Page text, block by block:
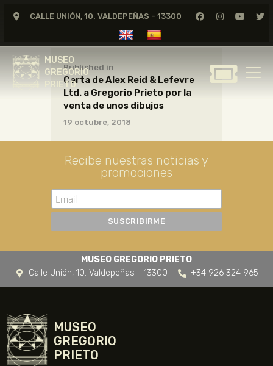
CALLE UNIÓN, 10. VALDEPEÑAS - 13300
MUSEO
GREGORIO
PRIETO
MUSEO
GREGORIO
GREGORIO PRIETO
MUSEO
ARCHIVO
CERTAMEN DE DIBUJO
FUNDACIÓN
TIENDA
NOTICIAS
Published in
Carta de Alex Reid & Lefevre
Ltd. a Gregorio Prieto por la
venta de unos dibujos
19 octubre, 2018
Recibe nuestras noticias y
promociones
MUSEO GREGORIO PRIETO
Calle Unión, 10. Valdepeñas - 13300
+34 926 324 965
MUSEO
GREGORIO
PRIETO